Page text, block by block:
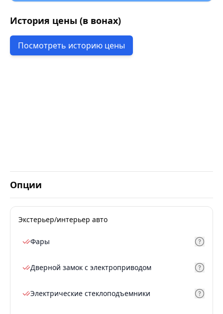
История цены (в вонах)
Посмотреть историю цены
Опции
Экстерьер/интерьер авто
Фары
Дверной замок с электроприводом
Электрические стеклоподъемники